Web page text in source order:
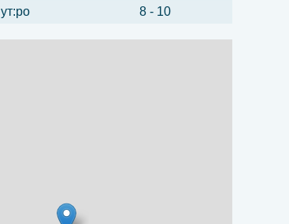
ут:ро 8 - 10